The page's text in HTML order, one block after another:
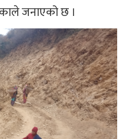
जनाएको छ ।